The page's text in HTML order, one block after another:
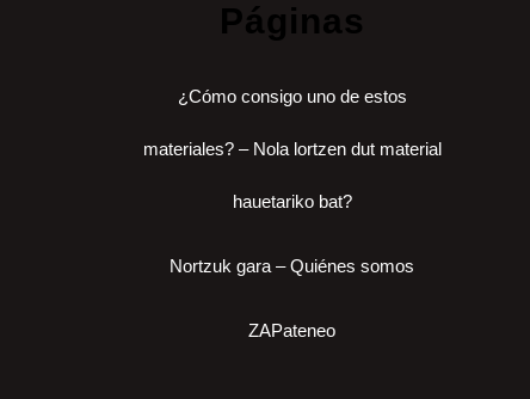
Páginas
¿Cómo consigo uno de estos
materiales? – Nola lortzen dut material
hauetariko bat?
Nortzuk gara – Quiénes somos
ZAPateneo